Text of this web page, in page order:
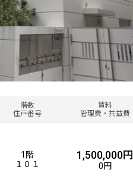
階数
住戸番号
賃料
管理費・共益費
1階
１０１
1,500,000円
0円